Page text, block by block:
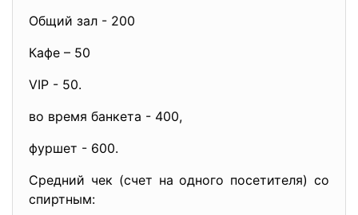
Общий зал - 200
Кафе – 50
VIP - 50.
во время банкета - 400,
фуршет - 600.
Средний чек (счет на одного посетителя) со
спиртным: